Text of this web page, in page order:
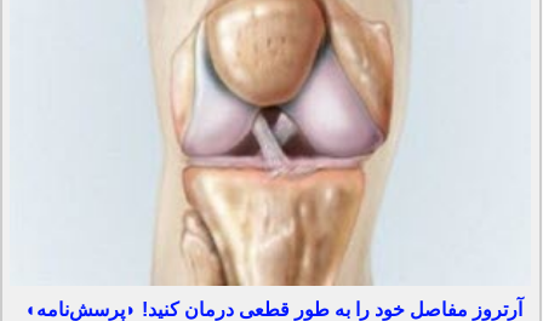
آرتروز مفاصل خود را به طور قطعی درمان کنید! ◗پرسش‌نامه◖